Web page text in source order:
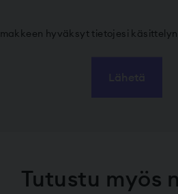
hyväksyt tietojesi käsittelyn
Tutustu myös